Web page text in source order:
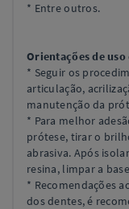
* Entre outros.
Orientações de uso
* Seguir os
articulação,
manutenção da
* Para melhor
prótese, tirar o
abrasiva. Após
resina, limpar a
* Recomendações
dos dentes, é